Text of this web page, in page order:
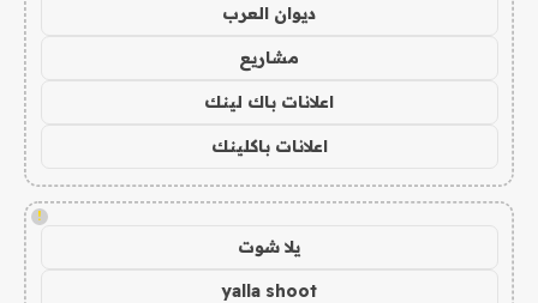
ديوان العرب
مشاريع
اعلانات باك لينك
اعلانات باكلينك
!
يلا شوت
yalla shoot